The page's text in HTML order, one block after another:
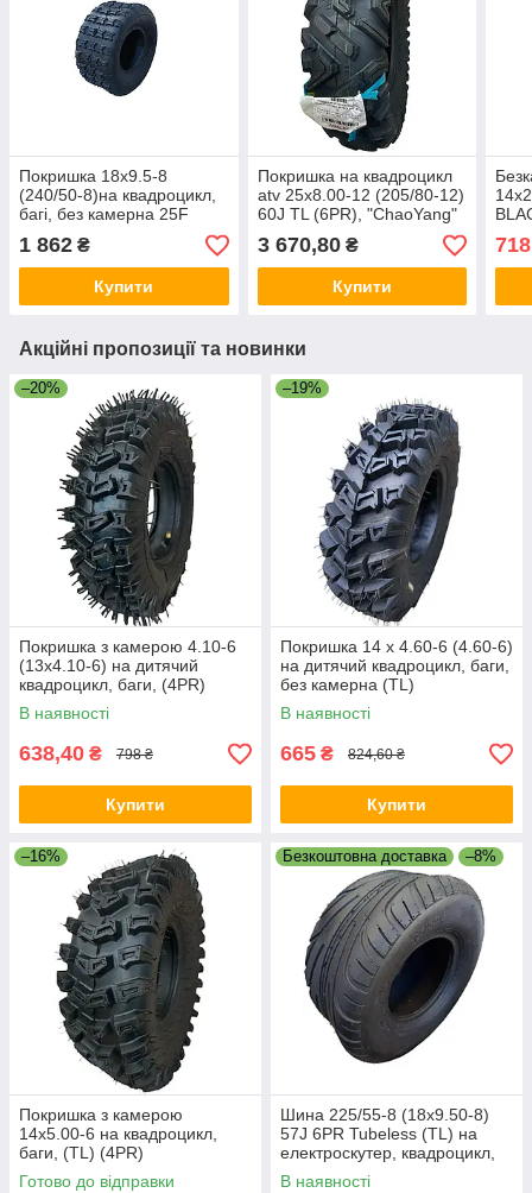
Покришка 18х9.5-8
(240/50-8)на квадроцикл,
багі, без камерна 25F
(TL), (4PR)
1 862 ₴
Купити
Покришка на квадроцикл
atv 25х8.00-12 (205/80-12)
60J ТL (6PR), "ChaoYang"
ARISUN
3 670,80₴
Купити
Акційні пропозиції та новинки
–20%
Покришка з камерою 4.10-6
(13х4.10-6) на дитячий
квадроцикл, баги, (4PR)
В наявності
638,40 ₴ 798 ₴
Купити
–19%
Покришка 14 х 4.60-6 (4.60-6)
на дитячий квадроцикл, баги,
без камерна (TL)
В наявності
665 ₴ 824,60 ₴
Купити
–16%
Покришка з камерою
14х5.00-6 на квадроцикл,
баги, (TL) (4PR)
Готово до відправки
Безкоштовна доставка –8%
Шина 225/55-8 (18x9.50-8)
57J 6PR Tubeless (TL) на
електроскутер, квадроцикл,
багі
В наявності